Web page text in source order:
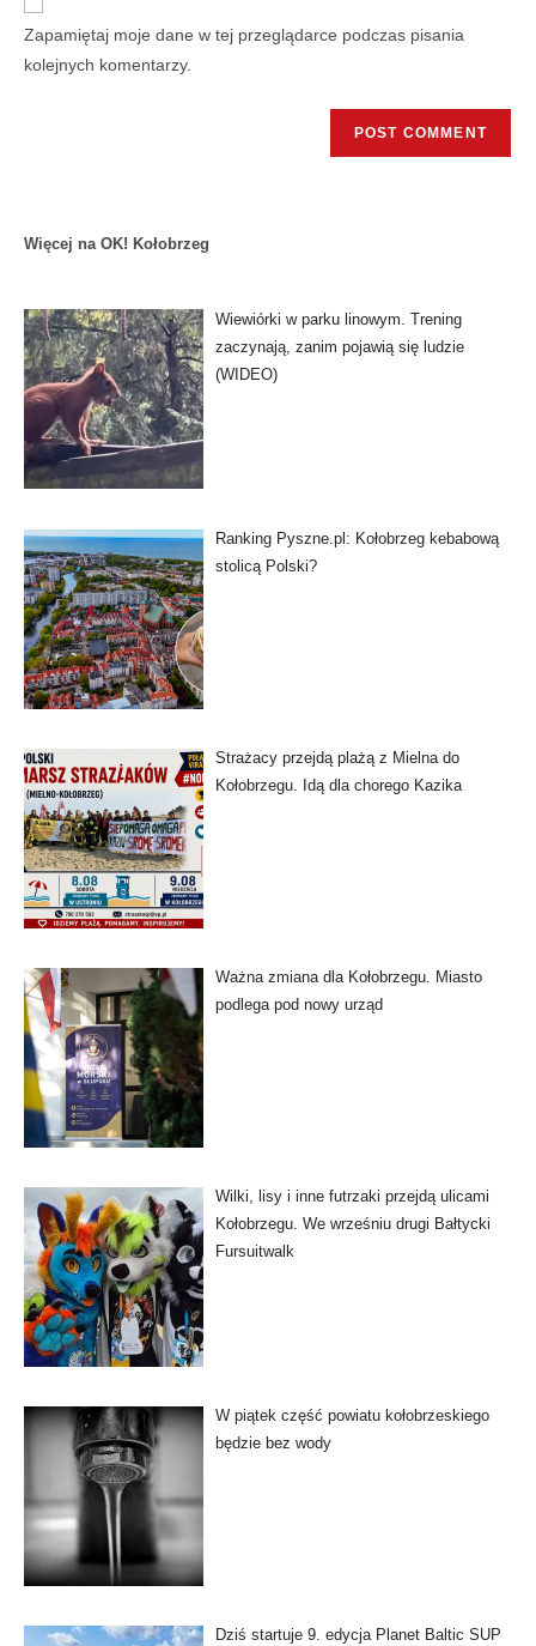
Zapamiętaj moje dane w tej przeglądarce podczas pisania
kolejnych komentarzy.
Więcej na OK! Kołobrzeg
Wiewiórki w parku linowym. Trening
zaczynają, zanim pojawią się ludzie
(WIDEO)
Ranking Pyszne.pl: Kołobrzeg kebabową
stolicą Polski?
Strażacy przejdą plażą z Mielna do
Kołobrzegu. Idą dla chorego Kazika
Ważna zmiana dla Kołobrzegu. Miasto
podlega pod nowy urząd
Wilki, lisy i inne futrzaki przejdą ulicami
Kołobrzegu. We wrześniu drugi Bałtycki
Fursuitwalk
W piątek część powiatu kołobrzeskiego
będzie bez wody
Dziś startuje 9. edycja Planet Baltic SUP